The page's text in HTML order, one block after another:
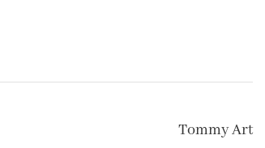
Tommy Art